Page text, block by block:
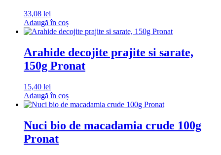
33,08 lei
Adaugă în coș
Arahide decojite prajite si sarate,
150g Pronat
15,40 lei
Adaugă în coș
Nuci bio de macadamia crude 100g
Pronat